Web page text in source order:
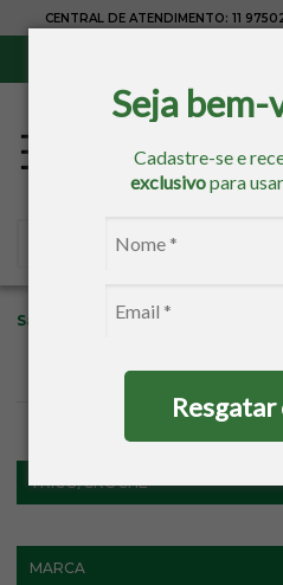
Seja
Cadastre-se e
exclusivopara
CENTRAL DE ATENDIMENTO: 11
Sacaria Tricô/Crochê
MARCA
TRICÔ/CROCHÊ